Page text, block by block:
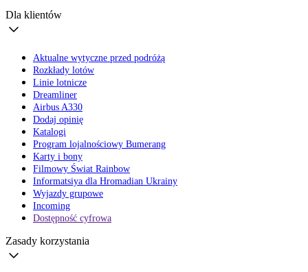
Dla klientów
Aktualne wytyczne przed podróżą
Rozkłady lotów
Linie lotnicze
Dreamliner
Airbus A330
Dodaj opinię
Katalogi
Program lojalnościowy Bumerang
Karty i bony
Filmowy Świat Rainbow
Informatsiya dla Hromadian Ukrainy
Wyjazdy grupowe
Incoming
Dostępność cyfrowa
Zasady korzystania